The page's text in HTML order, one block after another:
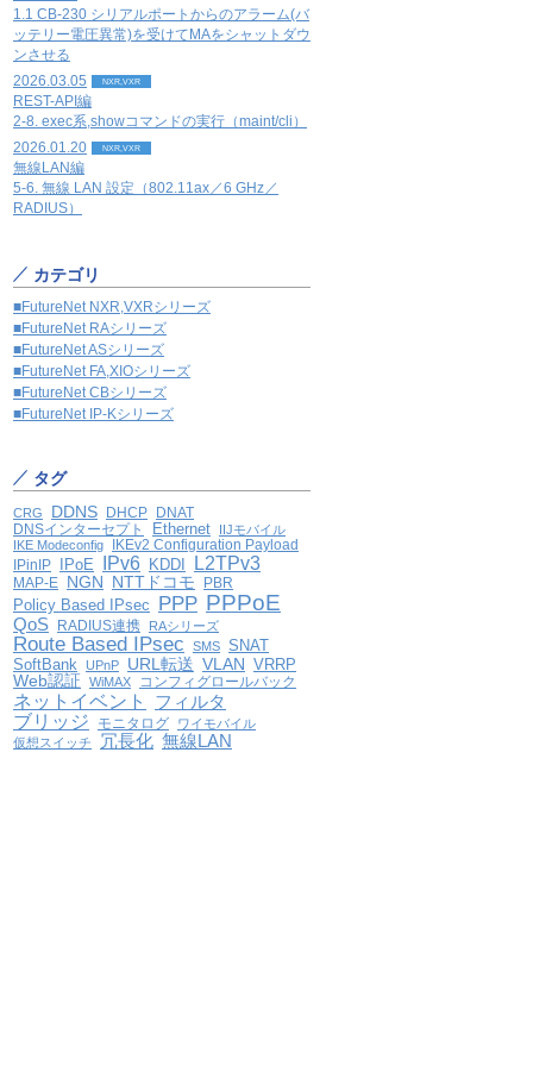
1.1 CB-230 シリアルポートからのアラーム(バ
ッテリー電圧異常)を受けてMAをシャットダウ
ンさせる
2026.03.05
NXR,VXR
REST-API編
2-8. exec系,showコマンドの実行（maint/cli）
2026.01.20
NXR,VXR
無線LAN編
5-6. 無線 LAN 設定（802.11ax／6 GHz／
RADIUS）
カテゴリ
■FutureNet NXR,VXRシリーズ
■FutureNet RAシリーズ
■FutureNet ASシリーズ
■FutureNet FA,XIOシリーズ
■FutureNet CBシリーズ
■FutureNet IP-Kシリーズ
タグ
CRG DDNS DHCP DNAT
DNSインターセプト Ethernet
IIJモバイル
IKE Modeconfig
IKEv2 Configuration Payload
IPinIP
IPoE IPv6 KDDI L2TPv3
MAP-E NGN NTTドコモ PBR
Policy Based IPsec PPP PPPoE
QoS RADIUS連携 RAシリーズ
Route Based IPsec SMS SNAT
SoftBank UPnP URL転送 VLAN VRRP
Web認証
WiMAX コンフィグロールバック
ネットイベント
フィルタ
ブリッジ
モニタログ
ワイモバイル
仮想スイッチ
冗長化 無線LAN